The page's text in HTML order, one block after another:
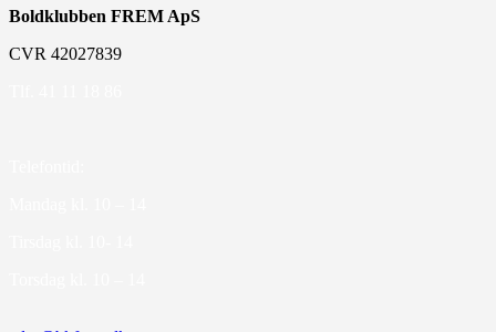
Boldklubben FREM ApS
CVR 42027839